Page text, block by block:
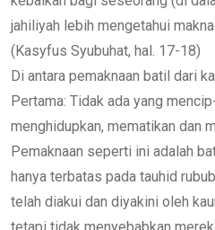
jahiliyah lebih mengetahui
(Kasyfus Syubuhat, hal. 17-18)
Di antara pemaknaan batil dari
Pertama: Tidak ada yang
menghidupkan, mematikan dan
Pemaknaan seperti ini adalah
hanya terbatas pada tauhid
telah diakui dan diyakini oleh
tetapi tidak menyebabkan